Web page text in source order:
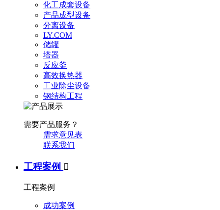
化工成套设备
产品成型设备
分离设备
LY.COM
储罐
塔器
反应釜
高效换热器
工业除尘设备
钢结构工程
需要产品服务？
需求意见表
联系我们
工程案例 
工程案例
成功案例